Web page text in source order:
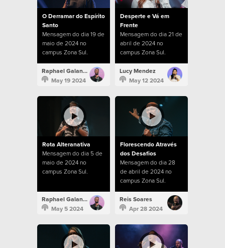
O Derramar do Espírito
Santo
Mensagem do dia 19 de
maio de 2024 no
campus Zona Sul.
Raphael Galante
May 19 2024
Desperte e Vá em
Frente
Mensagem do dia 21 de
abril de 2024 no
campus Zona Sul.
Lucy Mendez
May 12 2024
Rota Alteranativa
Mensagem do dia 5 de
maio de 2024 no
campus Zona Sul.
Raphael Galante
May 5 2024
Florescendo Através
dos Desafios
Mensagem do dia 28
de abril de 2024 no
campus Zona Sul.
Reis Soares
Apr 28 2024